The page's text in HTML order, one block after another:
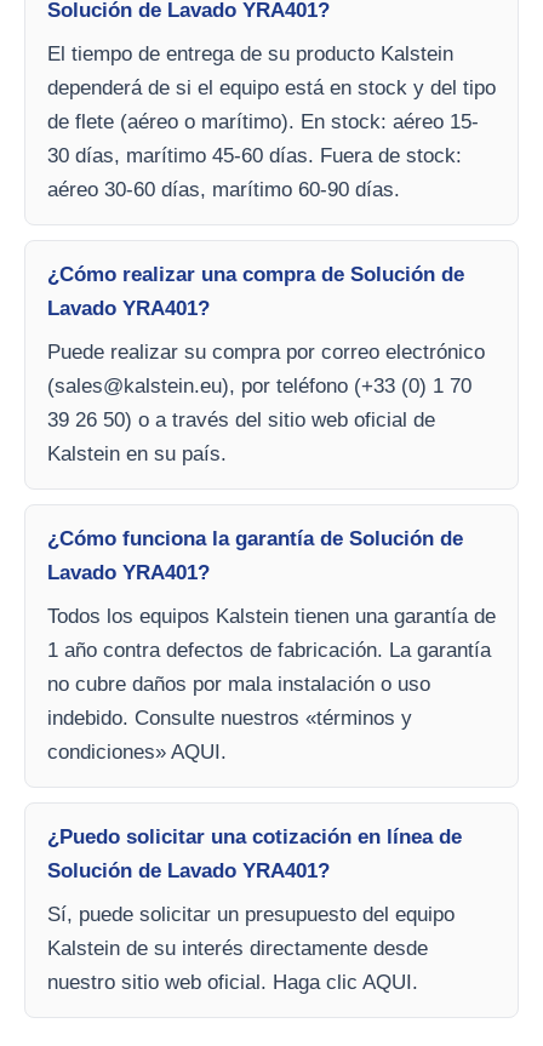
Solución de Lavado YRA401?
El tiempo de entrega de su producto Kalstein
dependerá de si el equipo está en stock y del tipo
de flete (aéreo o marítimo). En stock: aéreo 15-
30 días, marítimo 45-60 días. Fuera de stock:
aéreo 30-60 días, marítimo 60-90 días.
¿Cómo realizar una compra de Solución de
Lavado YRA401?
Puede realizar su compra por correo electrónico
(sales@kalstein.eu), por teléfono (+33 (0) 1 70
39 26 50) o a través del sitio web oficial de
Kalstein en su país.
¿Cómo funciona la garantía de Solución de
Lavado YRA401?
Todos los equipos Kalstein tienen una garantía de
1 año contra defectos de fabricación. La garantía
no cubre daños por mala instalación o uso
indebido. Consulte nuestros «términos y
condiciones» AQUI.
¿Puedo solicitar una cotización en línea de
Solución de Lavado YRA401?
Sí, puede solicitar un presupuesto del equipo
Kalstein de su interés directamente desde
nuestro sitio web oficial. Haga clic AQUI.